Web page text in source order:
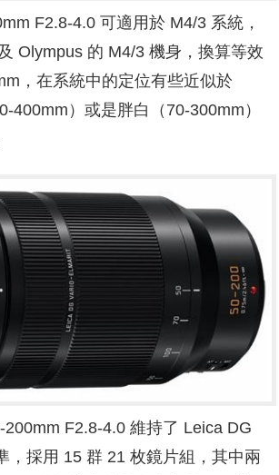
F2.8-4.0 可適用於 M4/3 系統，
Olympus 的 M4/3 機身，換算等效
，在系統中的定位有些近似於
400mm）或是胖白（70-300mm）
F2.8-4.0 維持了 Leica DG
，採用 15 群 21 枚鏡片組，其中兩